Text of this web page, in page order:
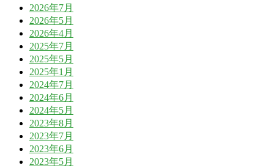
2026年7月
2026年5月
2026年4月
2025年7月
2025年5月
2025年1月
2024年7月
2024年6月
2024年5月
2023年8月
2023年7月
2023年6月
2023年5月